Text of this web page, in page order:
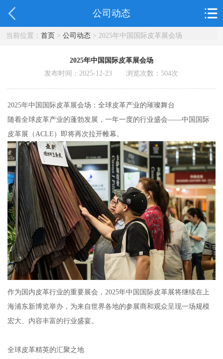
公司动态
当前位置： 首页> 公司动态> 2025年中国国际皮革展会场
2025年中国国际皮革展会场
发布时间：2025-12-23 浏览次数： 504次
2025年中国国际皮革展会场：全球皮革产业的璀璨舞台
随着全球皮革产业的蓬勃发展，一年一度的行业盛会——中国国际
皮革展（ACLE）即将再次拉开帷幕。
作为国内皮革行业的重要展会，2025年中国国际皮革展将继续在上
海浦东新博览举办，为来自世界各地的参展商和观众呈现一场规模
宏大、内容丰富的行业盛宴。
全球皮革精英的汇聚之地